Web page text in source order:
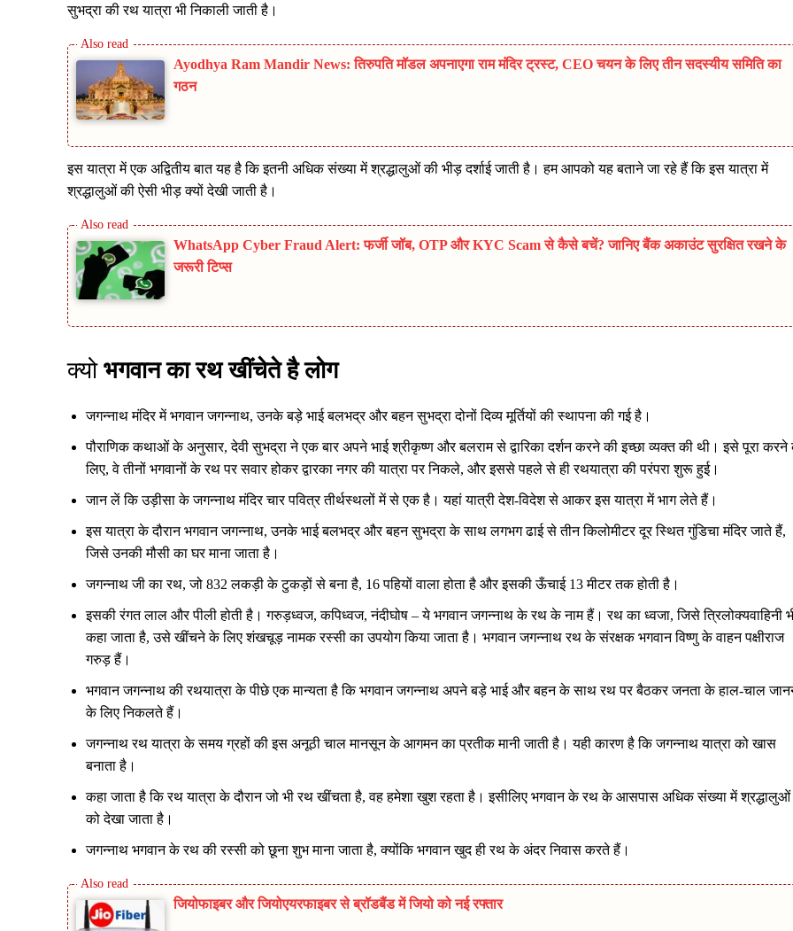
सुभद्रा की रथ यात्रा भी निकाली जाती है।
Ayodhya Ram Mandir News: तिरुपति मॉडल अपनाएगा राम मंदिर ट्रस्ट, CEO चयन के लिए तीन सदस्यीय समिति का
गठन
इस यात्रा में एक अद्वितीय बात यह है कि इतनी अधिक संख्या में श्रद्धालुओं की भीड़ दर्शाई जाती है। हम आपको यह बताने जा रहे हैं कि इस यात्रा में
श्रद्धालुओं की ऐसी भीड़ क्यों देखी जाती है।
WhatsApp Cyber Fraud Alert: फर्जी जॉब, OTP और KYC Scam से कैसे बचें? जानिए बैंक अकाउंट सुरक्षित रखने के
जरूरी टिप्स
क्यो भगवान का रथ खींचेते है लोग
जगन्नाथ मंदिर में भगवान जगन्नाथ, उनके बड़े भाई बलभद्र और बहन सुभद्रा दोनों दिव्य मूर्तियों की स्थापना की गई है।
पौराणिक कथाओं के अनुसार, देवी सुभद्रा ने एक बार अपने भाई श्रीकृष्ण और बलराम से द्वारिका दर्शन करने की इच्छा व्यक्त की थी। इसे पूरा
लिए, वे तीनों भगवानों के रथ पर सवार होकर द्वारका नगर की यात्रा पर निकले, और इससे पहले से ही रथयात्रा की परंपरा शुरू हुई।
जान लें कि उड़ीसा के जगन्नाथ मंदिर चार पवित्र तीर्थस्थलों में से एक है। यहां यात्री देश-विदेश से आकर इस यात्रा में भाग लेते हैं।
इस यात्रा के दौरान भगवान जगन्नाथ, उनके भाई बलभद्र और बहन सुभद्रा के साथ लगभग ढाई से तीन किलोमीटर दूर स्थित गुंडिचा मंदिर जाते हैं,
जिसे उनकी मौसी का घर माना जाता है।
जगन्नाथ जी का रथ, जो 832 लकड़ी के टुकड़ों से बना है, 16 पहियों वाला होता है और इसकी ऊँचाई 13 मीटर तक होती है।
इसकी रंगत लाल और पीली होती है। गरुड़ध्वज, कपिध्वज, नंदीघोष – ये भगवान जगन्नाथ के रथ के नाम हैं। रथ का ध्वजा, जिसे त्रिलोक्यवाहिनी
कहा जाता है, उसे खींचने के लिए शंखचूड़ नामक रस्सी का उपयोग किया जाता है। भगवान जगन्नाथ रथ के संरक्षक भगवान विष्णु के वाहन पक्षीराज
गरुड़ हैं।
भगवान जगन्नाथ की रथयात्रा के पीछे एक मान्यता है कि भगवान जगन्नाथ अपने बड़े भाई और बहन के साथ रथ पर बैठकर जनता के हाल-चाल
के लिए निकलते हैं।
जगन्नाथ रथ यात्रा के समय ग्रहों की इस अनूठी चाल मानसून के आगमन का प्रतीक मानी जाती है। यही कारण है कि जगन्नाथ यात्रा को खास
बनाता है।
कहा जाता है कि रथ यात्रा के दौरान जो भी रथ खींचता है, वह हमेशा खुश रहता है। इसीलिए भगवान के रथ के आसपास अधिक संख्या में श्रद्धालुओं
को देखा जाता है।
जगन्नाथ भगवान के रथ की रस्सी को छूना शुभ माना जाता है, क्योंकि भगवान खुद ही रथ के अंदर निवास करते हैं।
जियोफाइबर और जियोएयरफाइबर से ब्रॉडबैंड में जियो को नई रफ्तार